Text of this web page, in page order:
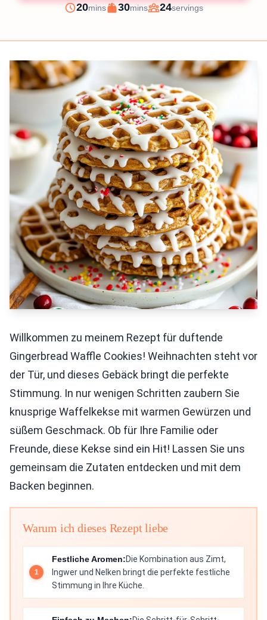
Prep
20minutes
mins
Cook
30minutes
mins
Servings
24servings
Willkommen zu meinem Rezept für duftende
Gingerbread Waffle Cookies! Weihnachten steht vor
der Tür, und dieses Gebäck bringt die perfekte
Stimmung. In nur wenigen Schritten zaubern Sie
knusprige Waffelkekse mit warmen Gewürzen und
süßem Geschmack. Ob für Ihre Familie oder
Freunde, diese Kekse sind ein Hit! Lassen Sie uns
gemeinsam die Zutaten entdecken und mit dem
Backen beginnen.
Warum ich dieses Rezept liebe
Festliche Aromen:Die Kombination aus Zimt,
Ingwer und Nelken bringt die perfekte festliche
Stimmung in Ihre Küche.